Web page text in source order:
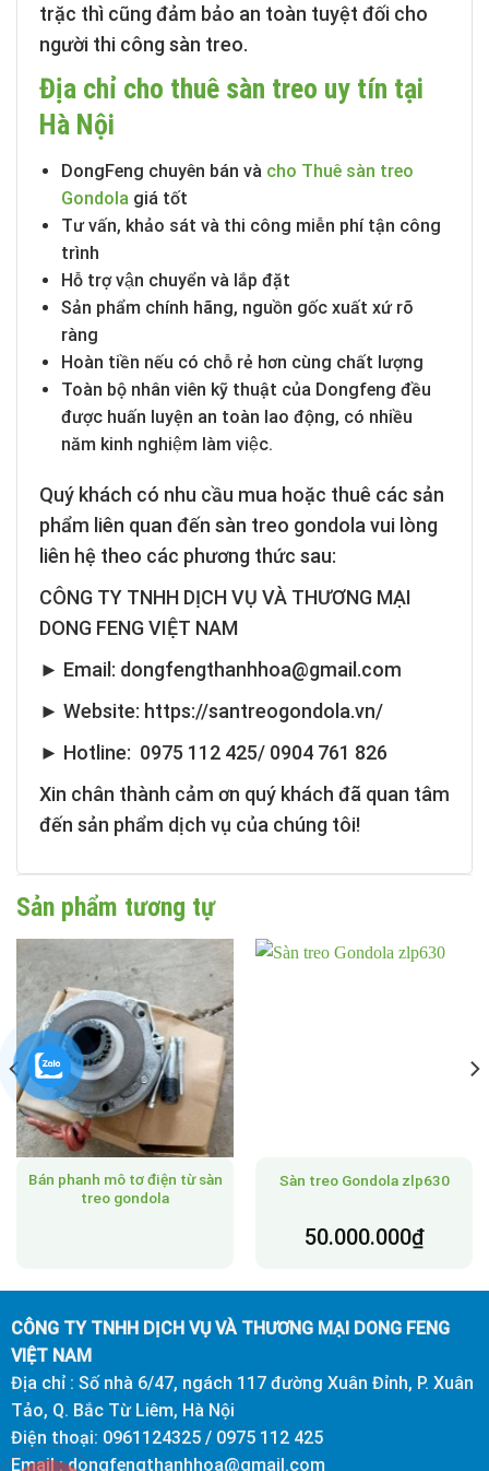
trặc thì cũng đảm bảo an toàn tuyệt đối cho
người thi công sàn treo.
Địa chỉ cho thuê sàn treo uy tín tại
Hà Nội
DongFeng chuyên bán và cho Thuê sàn treo
Gondola giá tốt
Tư vấn, khảo sát và thi công miễn phí tận công
trình
Hỗ trợ vận chuyển và lắp đặt
Sản phẩm chính hãng, nguồn gốc xuất xứ rõ
ràng
Hoàn tiền nếu có chỗ rẻ hơn cùng chất lượng
Toàn bộ nhân viên kỹ thuật của Dongfeng đều
được huấn luyện an toàn lao động, có nhiều
năm kinh nghiệm làm việc.
Quý khách có nhu cầu mua hoặc thuê các sản
phẩm liên quan đến sàn treo gondola vui lòng
liên hệ theo các phương thức sau:
CÔNG TY TNHH DỊCH VỤ VÀ THƯƠNG MẠI
DONG FENG VIỆT NAM
► Email: dongfengthanhhoa@gmail.com
► Website: https://santreogondola.vn/
► Hotline: 0975 112 425/ 0904 761 826
Xin chân thành cảm ơn quý khách đã quan tâm
đến sản phẩm dịch vụ của chúng tôi!
Sản phẩm tương tự
Bán phanh mô tơ điện từ sàn
treo gondola
Sàn treo Gondola zlp630
50.000.000₫
CÔNG TY TNHH DỊCH VỤ VÀ THƯƠNG MẠI DONG FENG
VIỆT NAM
Địa chỉ : Số nhà 6/47, ngách 117 đường Xuân Đỉnh, P. Xuân
Tảo, Q. Bắc Từ Liêm, Hà Nội
Điện thoại: 0961124325 / 0975 112 425
Email : dongfengthanhhoa@gmail.com